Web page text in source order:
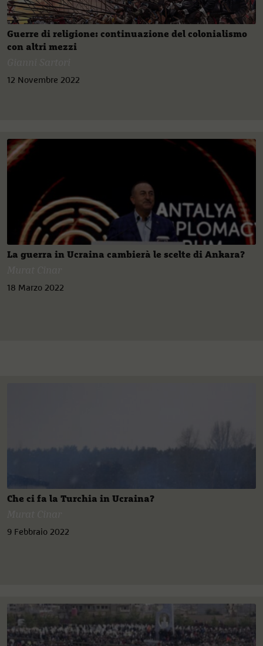
Guerre di religione: continuazione del colonialismo
con altri mezzi
12 Novembre 2022
La guerra in Ucraina cambierà le scelte di Ankara?
18 Marzo 2022
Che ci fa la Turchia in Ucraina?
9 Febbraio 2022